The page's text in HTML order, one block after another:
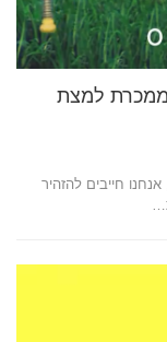
למצת
חייבים להזהיר